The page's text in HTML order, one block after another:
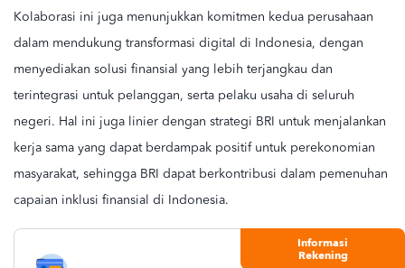
Kolaborasi ini juga menunjukkan komitmen kedua perusahaan
dalam mendukung transformasi digital di Indonesia, dengan
menyediakan solusi finansial yang lebih terjangkau dan
terintegrasi untuk pelanggan, serta pelaku usaha di seluruh
negeri. Hal ini juga linier dengan strategi BRI untuk menjalankan
kerja sama yang dapat berdampak positif untuk perekonomian
masyarakat, sehingga BRI dapat berkontribusi dalam pemenuhan
capaian inklusi finansial di Indonesia.
Informasi
Rekening